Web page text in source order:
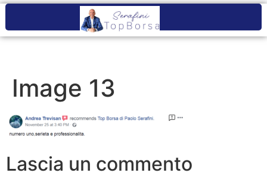
Image 13
Lascia un commento